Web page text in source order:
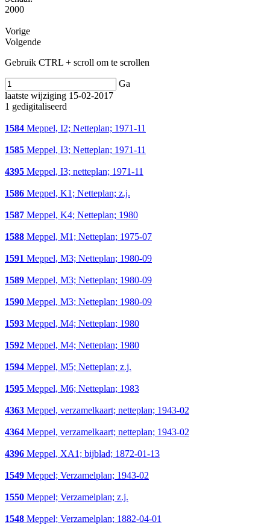
2000
Vorige
Volgende
Gebruik CTRL + scroll om te scrollen
Ga
laatste wijziging 15-02-2017
1 gedigitaliseerd
1584 Meppel, I2; Netteplan; 1971-11
1585 Meppel, I3; Netteplan; 1971-11
4395 Meppel, I3; netteplan; 1971-11
1586 Meppel, K1; Netteplan; z.j.
1587 Meppel, K4; Netteplan; 1980
1588 Meppel, M1; Netteplan; 1975-07
1591 Meppel, M3; Netteplan; 1980-09
1589 Meppel, M3; Netteplan; 1980-09
1590 Meppel, M3; Netteplan; 1980-09
1593 Meppel, M4; Netteplan; 1980
1592 Meppel, M4; Netteplan; 1980
1594 Meppel, M5; Netteplan; z.j.
1595 Meppel, M6; Netteplan; 1983
4363 Meppel, verzamelkaart; netteplan; 1943-02
4364 Meppel, verzamelkaart; netteplan; 1943-02
4396 Meppel, XA1; bijblad; 1872-01-13
1549 Meppel; Verzamelplan; 1943-02
1550 Meppel; Verzamelplan; z.j.
1548 Meppel; Verzamelplan; 1882-04-01